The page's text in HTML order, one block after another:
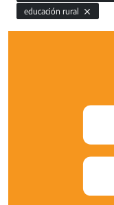
educación rural